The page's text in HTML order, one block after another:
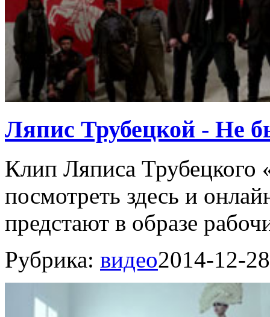
Ляпис Трубецкой - Не
Клип Ляписа
посмотреть здесь и
предстают в образе
Рубрика: видео2014-12-28